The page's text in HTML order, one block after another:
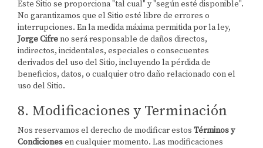
Este Sitio se proporciona "tal cual" y "según esté disponible".
No garantizamos que el Sitio esté libre de errores o
interrupciones. En la medida máxima permitida por la ley,
Jorge Cifreno será responsable de daños directos,
indirectos, incidentales, especiales o consecuentes
derivados del uso del Sitio, incluyendo la pérdida de
beneficios, datos, o cualquier otro daño relacionado con el
uso del Sitio.
8. Modificaciones y Terminación
Nos reservamos el derecho de modificar estos Términos y
Condicionesen cualquier momento. Las modificaciones